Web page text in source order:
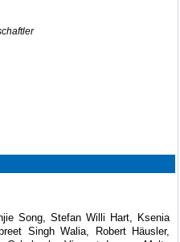
Song, Stefan Willi Hart, Ksenia
Singh Walia, Robert Häusler,